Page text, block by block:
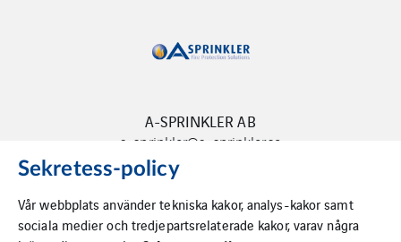
A-SPRINKLER AB
a-sprinkler@a-sprinkler.se
Sekretess-policy
Vår webbplats använder tekniska kakor, analys-kakor samt
sociala medier och tredjepartsrelaterade kakor, varav några